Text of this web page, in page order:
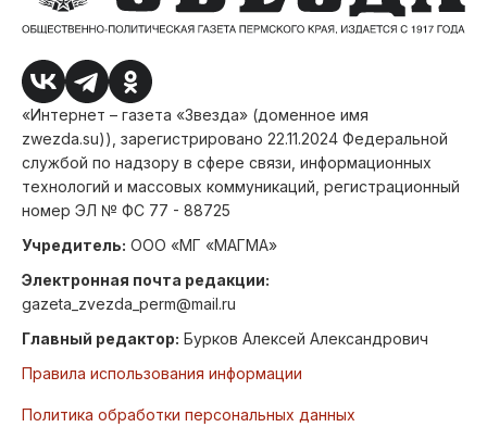
«Интернет – газета «Звезда» (доменное имя
zwezda.su)), зарегистрировано 22.11.2024 Федеральной
службой по надзору в сфере связи, информационных
технологий и массовых коммуникаций, регистрационный
номер ЭЛ № ФС 77 - 88725
Учредитель: ООО «МГ «МАГМА»
Электронная почта редакции:
gazeta_zvezda_perm@mail.ru
Главный редактор: Бурков Алексей Александрович
Правила использования информации
Политика обработки персональных данных